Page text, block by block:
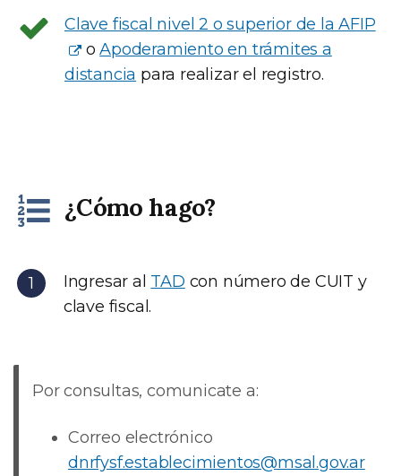
Clave fiscal nivel 2 o superior de la AFIP
oApoderamiento en trámites a
distancia para realizar el registro.
¿Cómo hago?
Ingresar al TAD con número de CUIT y
clave fiscal.
Por consultas, comunicate a:
Correo electrónico
dnrfysf.establecimientos@msal.gov.ar